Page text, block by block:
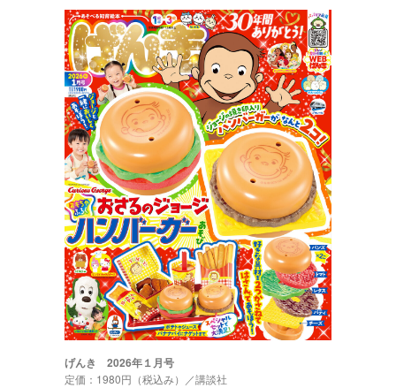
げんき 2026年１月号
定価：1980円（税込み）／講談社